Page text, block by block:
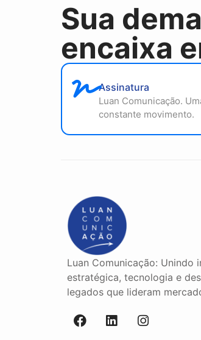
Sua
encaixa
Assinatura
Luan Comunicação.
constante movimento.
Luan Comunicação: Unindo
estratégica, tecnologia e
legados que lideram